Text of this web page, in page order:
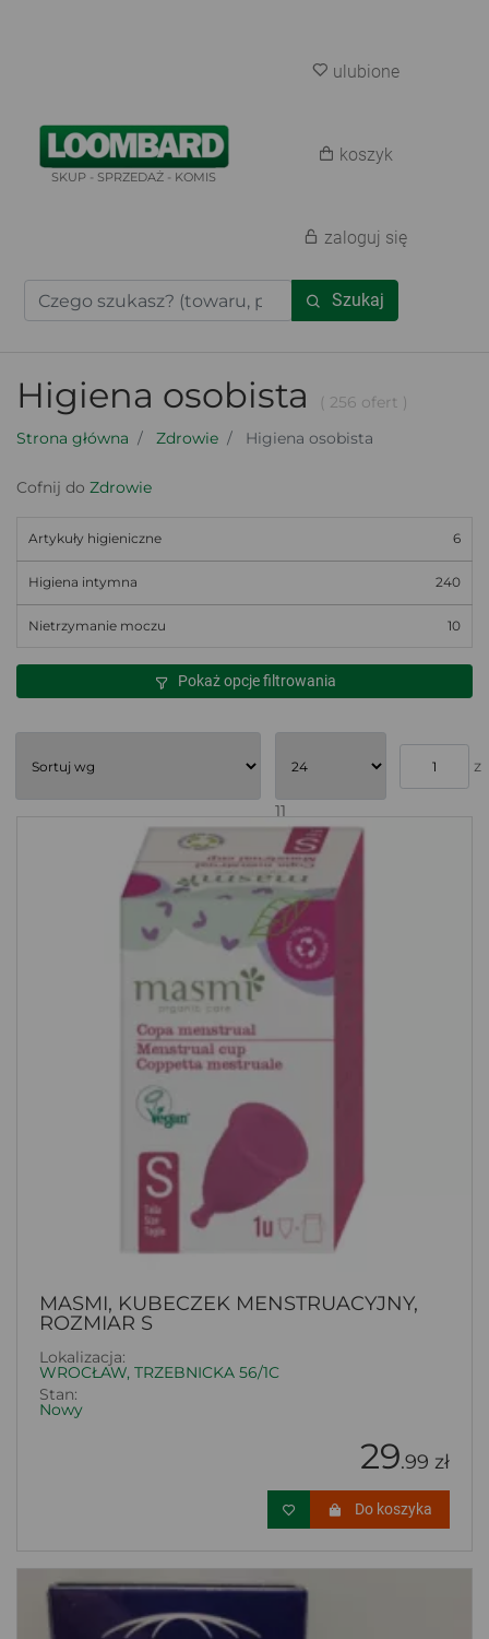
SKUP - SPRZEDAŻ - KOMIS
Szukaj
ulubione
koszyk
zaloguj się
Higiena osobista
( 256 ofert )
Strona główna
Zdrowie Higiena osobista
Cofnij do Zdrowie
Artykuły higieniczne 6
Higiena intymna 240
Nietrzymanie moczu 10
Pokaż opcje filtrowania
z
11
MASMI, KUBECZEK MENSTRUACYJNY,
ROZMIAR S
Lokalizacja:
WROCŁAW, TRZEBNICKA 56/1C
Stan:
Nowy
29.99 zł
Do koszyka